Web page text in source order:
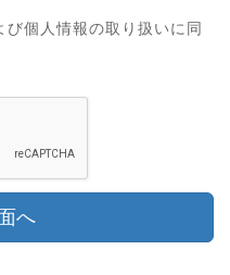
個人情報の取り扱いに同
へ